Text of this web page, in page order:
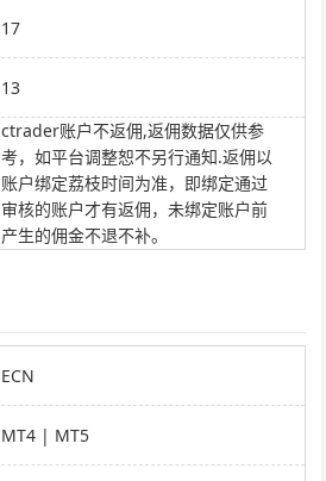
17
13
ctrader账户不返佣,返佣数据仅供参
考，如平台调整恕不另行通知.返佣以
账户绑定荔枝时间为准，即绑定通过
审核的账户才有返佣，未绑定账户前
产生的佣金不退不补。
ECN
MT4 | MT5